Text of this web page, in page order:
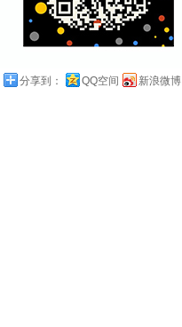
分享到： QQ空间 新浪微博